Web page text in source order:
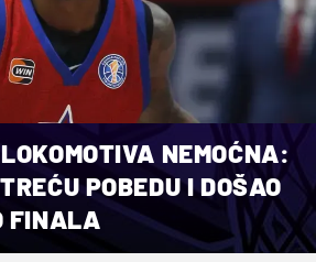
NEMOĆNA:
POBEDU I DOŠAO
FINALA